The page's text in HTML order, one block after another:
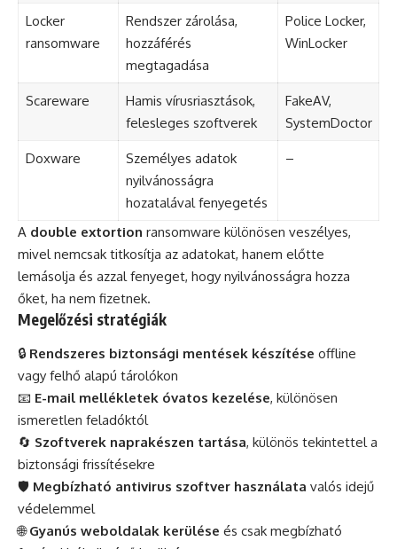
Locker
ransomware
Rendszer zárolása,
hozzáférés
megtagadása
Police Locker,
WinLocker
Scareware
Hamis vírusriasztások,
felesleges szoftverek
FakeAV,
SystemDoctor
Doxware
Személyes adatok
nyilvánosságra
hozatalával fenyegetés
–
A double extortion ransomware különösen veszélyes,
mivel nemcsak titkosítja az adatokat, hanem előtte
lemásolja és azzal fenyeget, hogy nyilvánosságra hozza
őket, ha nem fizetnek.
Megelőzési stratégiák
🔒 Rendszeres biztonsági mentések készítése offline
vagy felhő alapú tárolókon
📧 E-mail mellékletek óvatos kezelése, különösen
ismeretlen feladóktól
🔄 Szoftverek naprakészen tartása, különös tekintettel a
biztonsági frissítésekre
🛡️ Megbízható antivirus szoftver használata valós idejű
védelemmel
🌐Gyanús weboldalak kerülése és csak megbízható